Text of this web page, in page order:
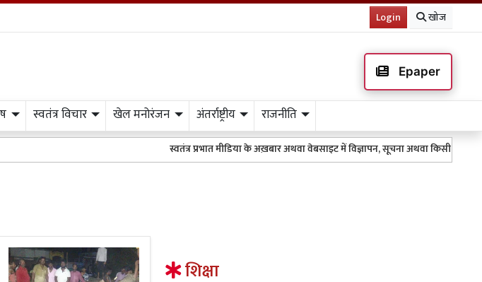
Login खोज
Epaper
स्वतंत्र विचार खेल मनोरंजन अंतर्राष्ट्रीय राजनीति
स्वतंत्र प्रभात मीडिया के अख़बार अथवा वेबसाइट में विज्ञापन, सूचना अथवा किसी भी तरह के
शिक्षा